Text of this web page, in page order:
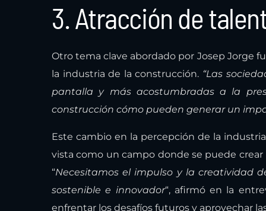
3. Atracción de
Otro tema clave abordado por Josep Jorge
la industria de la construcción. “Las
pantalla y más acostumbradas a la
construcción cómo pueden generar un
Este cambio en la percepción de la
vista como un campo donde se puede
“Necesitamos el impulso y la creatividad
sostenible e innovador“, afirmó en la
enfrentar los desafíos futuros y aprovechar